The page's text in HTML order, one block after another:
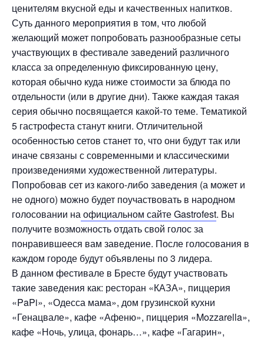
ценителям вкусной еды и качественных напитков.
Суть данного мероприятия в том, что любой
желающий может попробовать разнообразные сеты
участвующих в фестивале заведений различного
класса за определенную фиксированную цену,
которая обычно куда ниже стоимости за блюда по
отдельности (или в другие дни). Также каждая такая
серия обычно посвящается какой-то теме. Тематикой
5 гастрофеста станут книги. Отличительной
особенностью сетов станет то, что они будут так или
иначе связаны с современными и классическими
произведениями художественной литературы.
Попробовав сет из какого-либо заведения (а может и
не одного) можно будет поучаствовать в народном
голосовании наофициальном сайте Gastrofest. Вы
получите возможность отдать свой голос за
понравившееся вам заведение. После голосования в
каждом городе будут объявлены по 3 лидера.
В данном фестивале в Бресте будут участвовать
такие заведения как: ресторан «КАЗА», пиццерия
«PaPi», «Одесса мама», дом грузинской кухни
«Генацвале», кафе «Афеню», пиццерия «Mozzarella»,
кафе «Ночь, улица, фонарь…», кафе «Гагарин»,